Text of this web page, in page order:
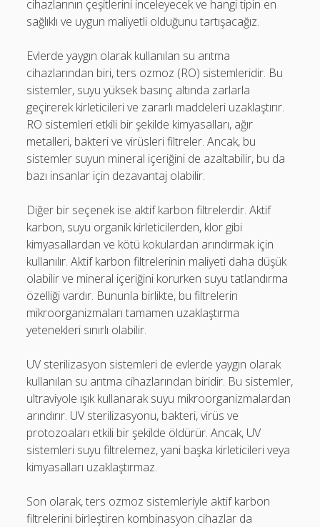
cihazlarının çeşitlerini inceleyecek ve hangi tipin en
sağlıklı ve uygun maliyetli olduğunu tartışacağız.
Evlerde yaygın olarak kullanılan su arıtma
cihazlarından biri, ters ozmoz (RO) sistemleridir. Bu
sistemler, suyu yüksek basınç altında zarlarla
geçirerek kirleticileri ve zararlı maddeleri uzaklaştırır.
RO sistemleri etkili bir şekilde kimyasalları, ağır
metalleri, bakteri ve virüsleri filtreler. Ancak, bu
sistemler suyun mineral içeriğini de azaltabilir, bu da
bazı insanlar için dezavantaj olabilir.
Diğer bir seçenek ise aktif karbon filtrelerdir. Aktif
karbon, suyu organik kirleticilerden, klor gibi
kimyasallardan ve kötü kokulardan arındırmak için
kullanılır. Aktif karbon filtrelerinin maliyeti daha düşük
olabilir ve mineral içeriğini korurken suyu tatlandırma
özelliği vardır. Bununla birlikte, bu filtrelerin
mikroorganizmaları tamamen uzaklaştırma
yetenekleri sınırlı olabilir.
UV sterilizasyon sistemleri de evlerde yaygın olarak
kullanılan su arıtma cihazlarından biridir. Bu sistemler,
ultraviyole ışık kullanarak suyu mikroorganizmalardan
arındırır. UV sterilizasyonu, bakteri, virüs ve
protozoaları etkili bir şekilde öldürür. Ancak, UV
sistemleri suyu filtrelemez, yani başka kirleticileri veya
kimyasalları uzaklaştırmaz.
Son olarak, ters ozmoz sistemleriyle aktif karbon
filtrelerini birleştiren kombinasyon cihazlar da